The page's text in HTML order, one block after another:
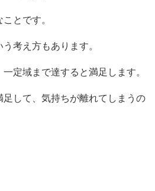
とです。
考え方もあります。
定域まで達すると満足します。
して、気持ちが離れてしまうの